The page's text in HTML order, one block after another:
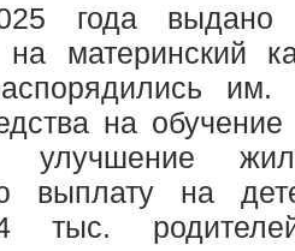
года
на материнский
на
выплату на
тыс.